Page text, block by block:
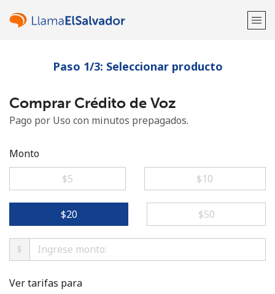
¡Bienvenido!
¿Ya tienes una cuenta?Inicia sesión →
Paso 1/3: Seleccionar producto
Comprar Crédito de Voz
Pago por Uso con minutos prepagados.
Monto
⁦$5⁩
⁦$10⁩
⁦$20⁩ ⁦$50⁩
$
Ver tarifas para